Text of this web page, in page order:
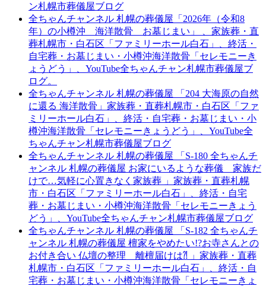
ン札幌市葬儀屋ブログ
全ちゃんチャンネル 札幌の葬儀屋「2026年（令和8
年）の小樽沖 海洋散骨 お墓じまい」 、家族葬・直
葬札幌市・白石区「ファミリーホール白石」、終活・
自宅葬・お墓じまい・小樽沖海洋散骨「セレモニーき
ょうどう」、YouTube全ちゃんチャン札幌市葬儀屋ブ
ログ。
全ちゃんチャンネル 札幌の葬儀屋 「204 大海原の自然
に還る 海洋散骨」家族葬・直葬札幌市・白石区「ファ
ミリーホール白石」、終活・自宅葬・お墓じまい・小
樽沖海洋散骨「セレモニーきょうどう」、YouTube全
ちゃんチャン札幌市葬儀屋ブログ
全ちゃんチャンネル 札幌の葬儀屋 「S-180 全ちゃんチ
ャンネル 札幌の葬儀屋 お家にいるような葬儀 家族だ
けで…気軽に心置きなく家族葬 」家族葬・直葬札幌
市・白石区「ファミリーホール白石」、終活・自宅
葬・お墓じまい・小樽沖海洋散骨「セレモニーきょう
どう」、YouTube全ちゃんチャン札幌市葬儀屋ブログ
全ちゃんチャンネル 札幌の葬儀屋 「S-182 全ちゃんチ
ャンネル 札幌の葬儀屋 檀家をやめたい!?お寺さんとの
お付き合い 仏壇の整理 離檀届けは⁈ 」家族葬・直葬
札幌市・白石区「ファミリーホール白石」、終活・自
宅葬・お墓じまい・小樽沖海洋散骨「セレモニーきょ